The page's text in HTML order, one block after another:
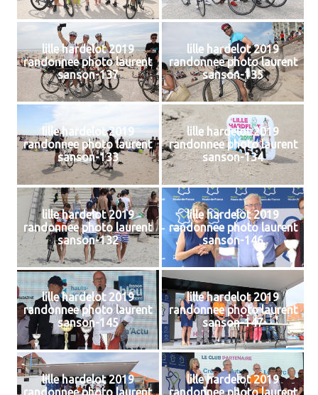
lille hardelot 2019
randonnee photo laurent
sanson-137
lille hardelot 2019
randonnee photo laurent
sanson-135
lille hardelot 2019
randonnee photo laurent
sanson-133
lille hardelot 2019
randonnee photo laurent
sanson-134
lille hardelot 2019
randonnee photo laurent
sanson-132
lille hardelot 2019
randonnee photo laurent
sanson-146
lille hardelot 2019
randonnee photo laurent
sanson-145
lille hardelot 2019
randonnee photo laurent
sanson-147
lille hardelot 2019
randonnee photo laurent
lille hardelot 2019
randonnee photo laurent